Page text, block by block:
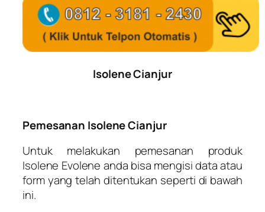
Isolene Cianjur
Pemesanan Isolene Cianjur
Untuk melakukan pemesanan produk
Isolene Evolene anda bisa mengisi data atau
form yang telah ditentukan seperti di bawah
ini.